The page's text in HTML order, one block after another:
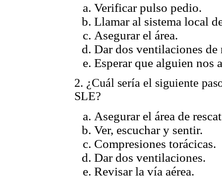
Verificar pulso pedio.
Llamar al sistema local
Asegurar el área.
Dar dos ventilaciones de
Esperar que alguien nos
2. ¿Cuál sería el siguiente
SLE?
Asegurar el área de
Ver, escuchar y sentir.
Compresiones torácicas.
Dar dos ventilaciones.
Revisar la vía aérea.